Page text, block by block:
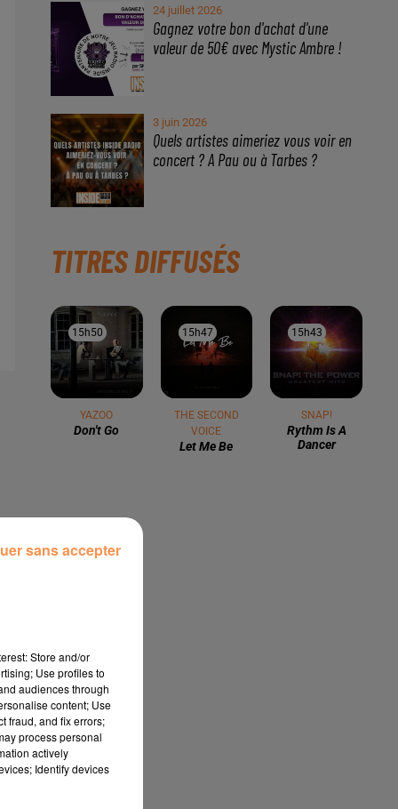
À LA UNE
3 août 2026
Gagnez vos pass de 2h à Calicéo !
Store and/or
Use profiles to
audiences through
content; Use
fraud, and fix errors;
process personal
actively
Identify devices
sans accepter